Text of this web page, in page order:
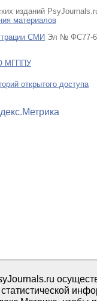
изданий
материалов
СМИ Эл № ФС77-
МГППУ
открытого доступа